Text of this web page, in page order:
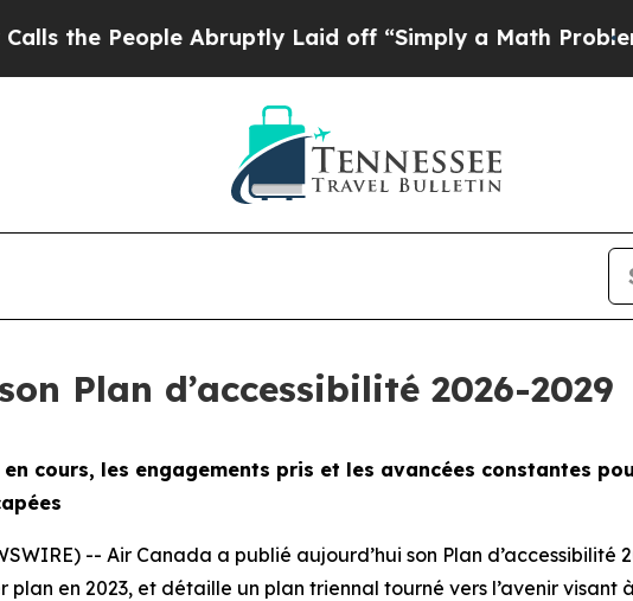
Abruptly Laid off “Simply a Math Problem Dr. Abdul
Plan d’accessibilité 2026-2029
cours, les engagements pris et les avancées constantes
-- Air Canada a publié aujourd’hui son Plan
plan en 2023, et détaille un plan triennal tourné vers l’avenir